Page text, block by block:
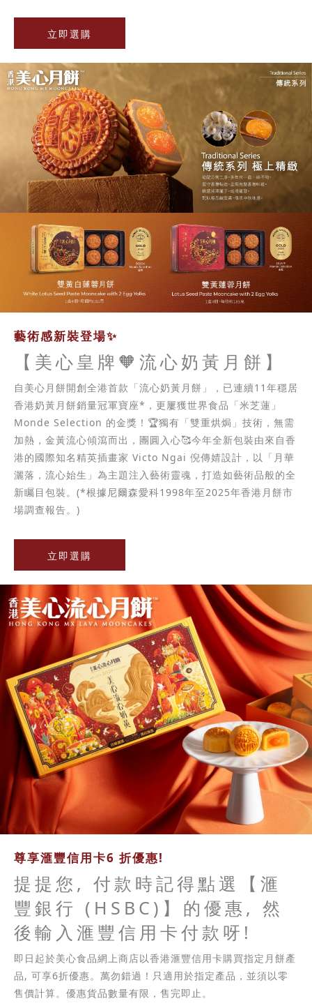
立即選購
藝術感新裝登場✨
【美心皇牌🧡流心奶黃月餅】
自美心月餅開創全港首款「流心奶黃月餅」，已連續11年穩居
香港奶黃月餅銷量冠軍寶座*，更屢獲世界食品「米芝蓮」
Monde Selection 的金獎！🏆獨有「雙重烘焗」技術，無需
加熱，金黃流心傾瀉而出，團圓入心🥰今年全新包裝由來自香
港的國際知名精英插畫家 Victo Ngai 倪傳婧設計，以「月華
灑落，流心始生」為主題注入藝術靈魂，打造如藝術品般的全
新矚目包裝。(*根據尼爾森愛科1998年至2025年香港月餅市
場調查報告。)
立即選購
尊享滙豐信用卡6 折優惠!
提提您, 付款時記得點選【滙
豐銀行 (HSBC)】的優惠, 然
後輸入滙豐信用卡付款呀!
即日起於美心食品網上商店以香港滙豐信用卡購買指定月餅產
品, 可享6折優惠。萬勿錯過！只適用於指定產品，並須以零
售價計算。優惠貨品數量有限，售完即止。